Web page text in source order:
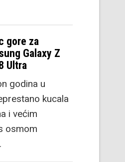
gore za
Galaxy Z
Ultra
godina u
kucala
i većim
osmom